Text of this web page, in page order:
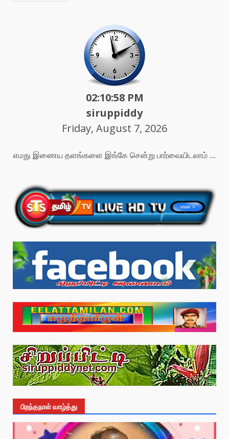
02:11:00 PM
siruppiddy
Friday, August 7, 2026
எமது இணைய தளங்களை இங்கே சென்று பார்வையிடலாம் ....
பிறந்தநாள் வாழ்த்து